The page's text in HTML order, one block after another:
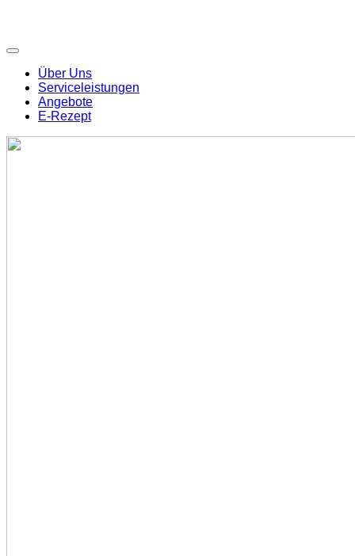
Über Uns
Serviceleistungen
Angebote
E-Rezept